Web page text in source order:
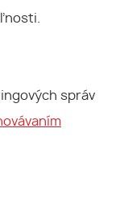
správ